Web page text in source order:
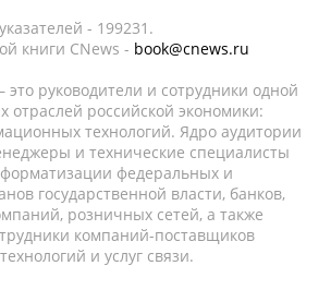
- 199231.
книги CNews - book@cnews.ru
руководители и сотрудники одной
отраслей российской экономики:
технологий. Ядро аудитории
и технические специалисты
федеральных и
государственной власти, банков,
розничных сетей, а также
компаний-поставщиков
и услуг связи.